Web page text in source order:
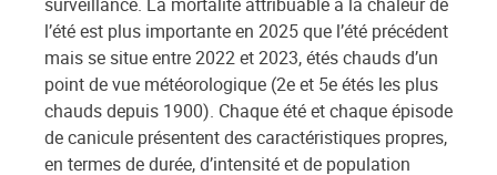
l’été est plus importante en 2025 que l’été précédent
mais se situe entre 2022 et 2023, étés chauds d’un
point de vue météorologique (2e et 5e étés les plus
chauds depuis 1900). Chaque été et chaque épisode
de canicule présentent des caractéristiques propres,
en termes de durée, d’intensité et de population